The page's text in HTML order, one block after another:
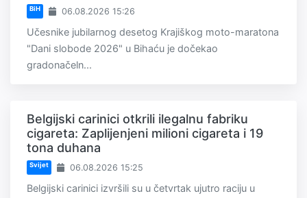
BiH 06.08.2026 15:26
Učesnike jubilarnog desetog Krajiškog moto-maratona
"Dani slobode 2026" u Bihaću je dočekao
gradonačeln...
Belgijski carinici otkrili ilegalnu fabriku
cigareta: Zaplijenjeni milioni cigareta i 19
tona duhana
Svijet 06.08.2026 15:25
Belgijski carinici izvršili su u četvrtak ujutro raciju u